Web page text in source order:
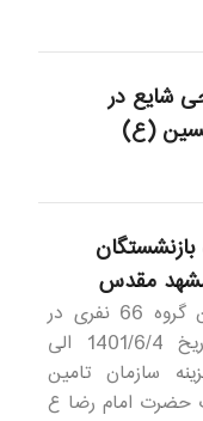
شایع در
(ع)
مقدس
بسمه تعالی سومین گروه 66 نفری در
سال 1401 از استان زنجان ازتاریخ 1401/6/4 الی
هزینه سازمان تامین
حضرت امام رضا ع